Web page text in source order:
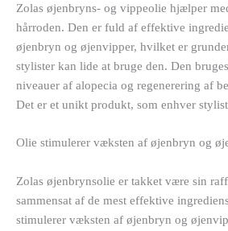
Zolas øjenbryns- og vippeolie hjælper
hårroden. Den er fuld af effektive
øjenbryn og øjenvipper, hvilket er
stylister kan lide at bruge den. Den
niveauer af alopecia og regenerering af
Det er et unikt produkt, som enhver
Olie stimulerer væksten af øjenbryn og
Zolas øjenbrynsolie er takket være sin
sammensat af de mest effektive
stimulerer væksten af øjenbryn og